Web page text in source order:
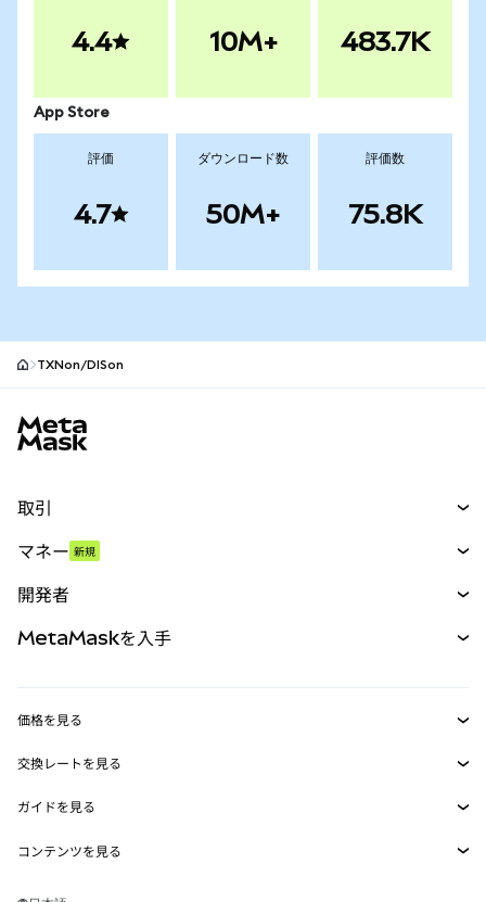
4.4 10M+ 483.7K
App Store
評価
4.7
ダウンロード数
50M+
評価数
75.8K
TXNon/DISon
取引
パーペチュアル
RWA
マネー 新規
開発者
MetaMask Connect
Snaps
Web3サービス
MetaMaskを入手
セキュリティ
サポート
キャリア
価格を見る
イーサリアムの価格
Solanaの価格
交換レートを見る
ETH→USD
USDT→INR
ガイドを見る
ETHの購入
コンテンツを見る